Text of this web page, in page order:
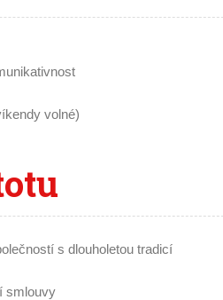
volné)
s dlouholetou tradicí
smlouvy